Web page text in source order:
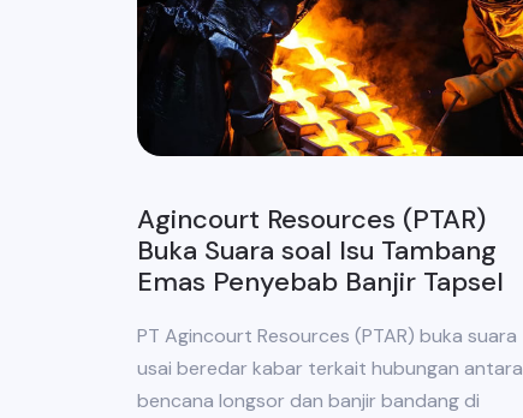
Agincourt Resources (PTAR)
Buka Suara soal Isu Tambang
Emas Penyebab Banjir Tapsel
PT Agincourt Resources (PTAR) buka suara
usai beredar kabar terkait hubungan antara
bencana longsor dan banjir bandang di